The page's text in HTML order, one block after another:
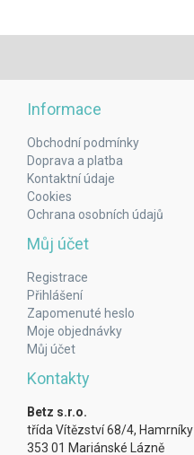
Informace
Obchodní podmínky
Doprava a platba
Kontaktní údaje
Cookies
Ochrana osobních údajů
Můj účet
Registrace
Přihlášení
Zapomenuté heslo
Moje objednávky
Můj účet
Kontakty
Betz s.r.o.
třída Vítězství 68/4, Hamrníky
353 01 Mariánské Lázně